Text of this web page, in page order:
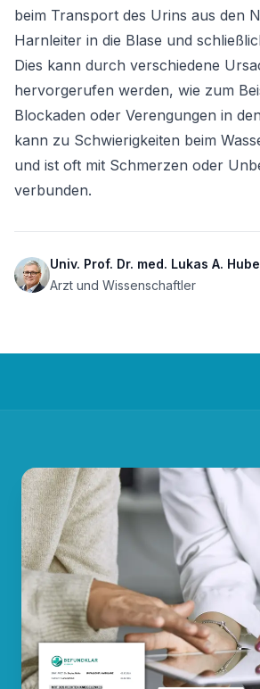
beim Transport des Urins aus den
Harnleiter in die Blase und
Dies kann durch verschiedene
hervorgerufen werden, wie zum
Blockaden oder Verengungen in
kann zu Schwierigkeiten beim
und ist oft mit Schmerzen oder
verbunden.
Univ. Prof. Dr. med. Lukas A.
Arzt und Wissenschaftler